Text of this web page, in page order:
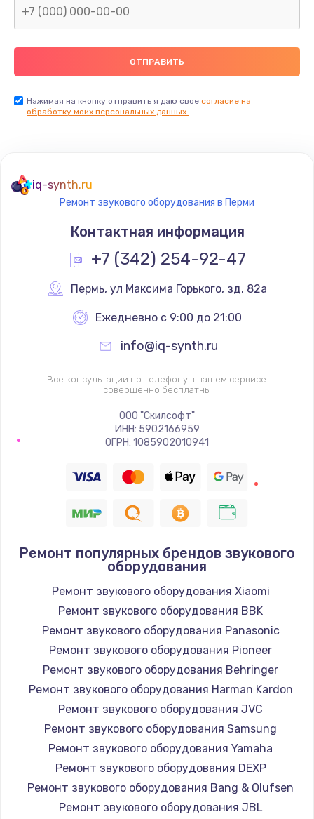
Не включается
1400 руб.
Заказать
Не видит флешку
400 руб.
Заказать
Не реагирует на кнопки
700 руб.
Заказать
Не сопряжается с устройством
Заказать
900 руб.
Заказать
1400 руб.
Заказать
Восстановление цепи питания, пайка
880 руб.
Заказать
Программный ремонт/прошивка
390 руб.
Заказать
Замена Bluetooth/Wi-Fi модуля
800 руб.
Нажимая на кнопку отправить я даю свое согласие на
обработку моих персональных данных.
iq-synth.ru
Ремонт звукового оборудования в Перми
Контактная информация
+7 (342) 254-92-47
Пермь, ул Максима Горького, зд. 82а
Ежедневно с 9:00 до 21:00
info@iq-synth.ru
Все консультации по телефону в нашем сервисе
совершенно бесплатны
ООО "Скилсофт"
ИНН: 5902166959
ОГРН: 1085902010941
Ремонт популярных брендов звукового
оборудования
Ремонт звукового оборудования Xiaomi
Ремонт звукового оборудования BBK
Ремонт звукового оборудования Panasonic
Ремонт звукового оборудования Pioneer
Ремонт звукового оборудования Behringer
Ремонт звукового оборудования Harman Kardon
Ремонт звукового оборудования JVC
Ремонт звукового оборудования Samsung
Ремонт звукового оборудования Yamaha
Ремонт звукового оборудования DEXP
Ремонт звукового оборудования Bang & Olufsen
Ремонт звукового оборудования JBL